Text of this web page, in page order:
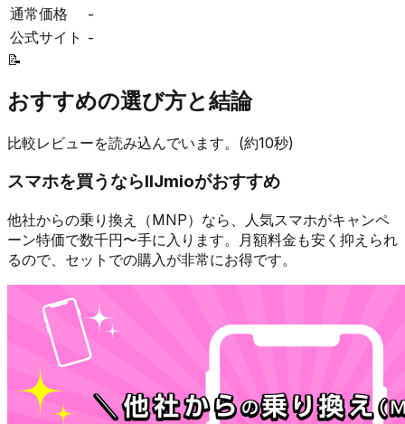
通常価格
-
公式サイト -
📝
おすすめの選び方と結論
比較レビューを読み込んでいます。(約10秒)
スマホを買うならIIJmioがおすすめ
他社からの乗り換え（MNP）なら、人気スマホがキャンペ
ーン特価で数千円〜手に入ります。月額料金も安く抑えられ
るので、セットでの購入が非常にお得です。